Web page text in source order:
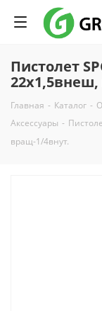
Пистолет
Главная - Каталог -
Аксессуары -
вращ-1/4внут.